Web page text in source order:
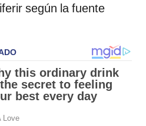
según la fuente